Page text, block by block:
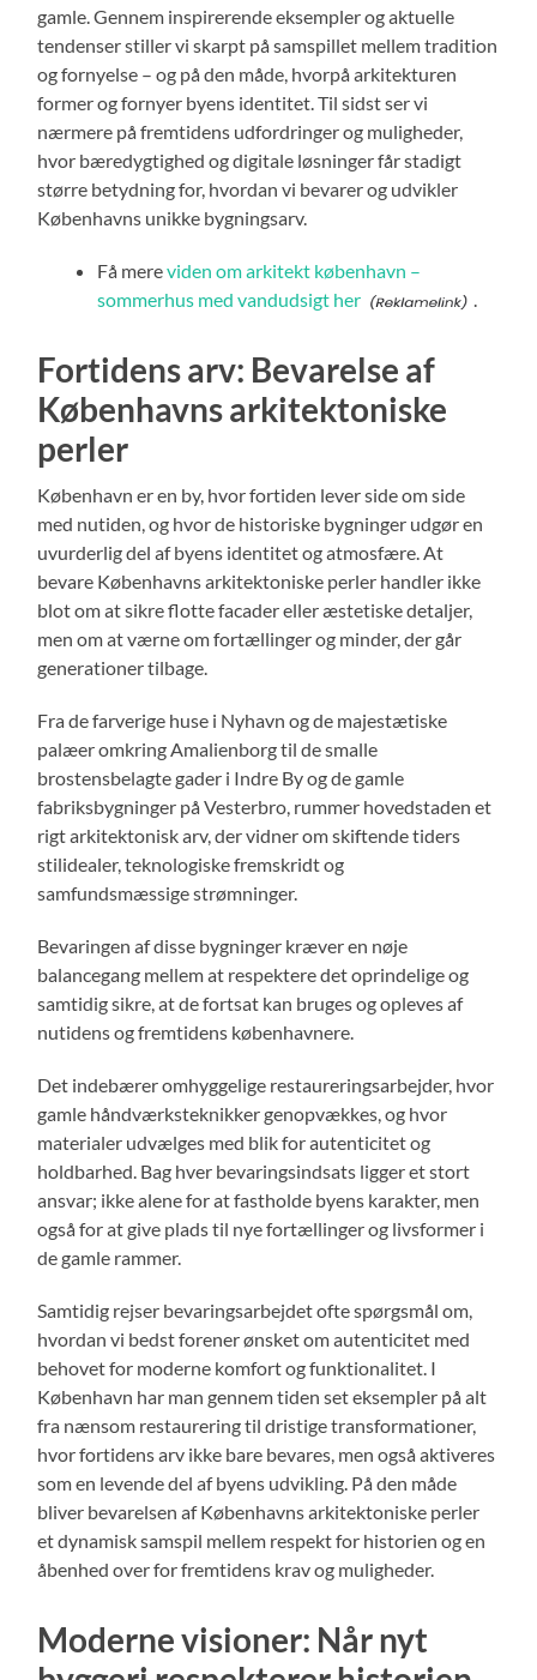
gamle. Gennem inspirerende eksempler og aktuelle
tendenser stiller vi skarpt på samspillet mellem tradition
og fornyelse – og på den måde, hvorpå arkitekturen
former og fornyer byens identitet. Til sidst ser vi
nærmere på fremtidens udfordringer og muligheder,
hvor bæredygtighed og digitale løsninger får stadigt
større betydning for, hvordan vi bevarer og udvikler
Københavns unikke bygningsarv.
Få mereviden om arkitekt københavn –
sommerhus med vandudsigt her
Fortidens arv: Bevarelse af
Københavns arkitektoniske
perler
København er en by, hvor fortiden lever side om side
med nutiden, og hvor de historiske bygninger udgør en
uvurderlig del af byens identitet og atmosfære. At
bevare Københavns arkitektoniske perler handler ikke
blot om at sikre flotte facader eller æstetiske detaljer,
men om at værne om fortællinger og minder, der går
generationer tilbage.
Fra de farverige huse i Nyhavn og de majestætiske
palæer omkring Amalienborg til de smalle
brostensbelagte gader i Indre By og de gamle
fabriksbygninger på Vesterbro, rummer hovedstaden et
rigt arkitektonisk arv, der vidner om skiftende tiders
stilidealer, teknologiske fremskridt og
samfundsmæssige strømninger.
Bevaringen af disse bygninger kræver en nøje
balancegang mellem at respektere det oprindelige og
samtidig sikre, at de fortsat kan bruges og opleves af
nutidens og fremtidens københavnere.
Det indebærer omhyggelige restaureringsarbejder, hvor
gamle håndværksteknikker genopvækkes, og hvor
materialer udvælges med blik for autenticitet og
holdbarhed. Bag hver bevaringsindsats ligger et stort
ansvar; ikke alene for at fastholde byens karakter, men
også for at give plads til nye fortællinger og livsformer i
de gamle rammer.
Samtidig rejser bevaringsarbejdet ofte spørgsmål om,
hvordan vi bedst forener ønsket om autenticitet med
behovet for moderne komfort og funktionalitet. I
København har man gennem tiden set eksempler på alt
fra nænsom restaurering til dristige transformationer,
hvor fortidens arv ikke bare bevares, men også aktiveres
som en levende del af byens udvikling. På den måde
bliver bevarelsen af Københavns arkitektoniske perler
et dynamisk samspil mellem respekt for historien og en
åbenhed over for fremtidens krav og muligheder.
Moderne visioner: Når nyt